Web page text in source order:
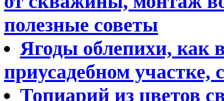
полезные советы
Ягоды облепихи, как
приусадебном участке,
Топиарий из цветов